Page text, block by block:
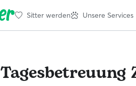
Sitter werden Unsere Services
Tagesbetreuung